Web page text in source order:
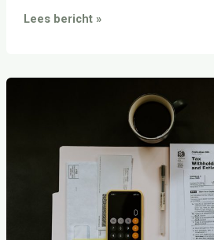
Lees bericht »